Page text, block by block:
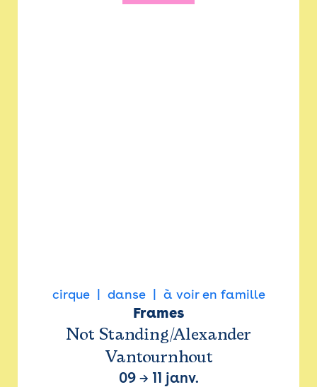
cirque danse à voir en famille
Frames
Not Standing/Alexander
Vantournhout
09→ 11 janv.